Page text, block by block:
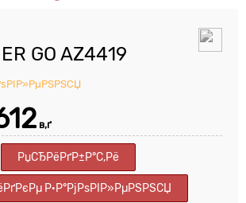
GO AZ4419
в‚ґ
РџСЂРёРґР±Р°С‚Рё
Р·Р°РјРѕРІР»РµРЅРЅСЏ